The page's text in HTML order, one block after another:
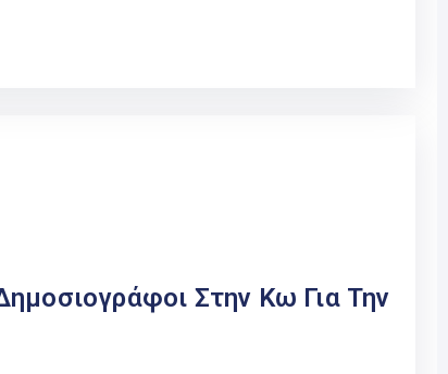
Στην Κω Για Την